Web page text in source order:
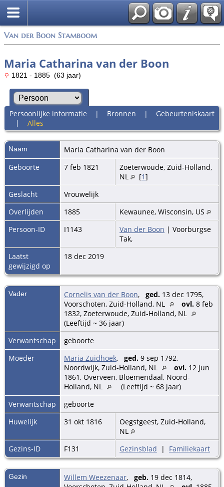
Van der Boon Stamboom
Maria Catharina van der Boon
1821 - 1885 (63 jaar)
Persoonlijke informatie | Bronnen | Gebeurteniskaart
| Alles
Naam Maria Catharina van der Boon
Geboorte
7 feb 1821
Zoeterwoude, Zuid-Holland,
NL
[1]
Geslacht
Vrouwelijk
Overlijden
1885
Kewaunee, Wisconsin, US
Persoon-ID
I1143 Van der Boon | Voorburgse
Tak,
Laatst
gewijzigd op
18 dec 2019
Vader Cornelis van der Boon, ged. 13 dec 1795,
Voorschoten, Zuid-Holland, NL
ovl. 8 feb
1832, Zoeterwoude, Zuid-Holland, NL
(Leeftijd ~ 36 jaar)
Verwantschap
geboorte
Moeder
Maria Zuidhoek, ged. 9 sep 1792,
Noordwijk, Zuid-Holland, NL
ovl. 12 jun
1861, Overveen, Bloemendaal, Noord-
Holland, NL
(Leeftijd ~ 68 jaar)
Verwantschap
geboorte
Huwelijk
31 okt 1816
Oegstgeest, Zuid-Holland,
NL
Gezins-ID
F131 Gezinsblad | Familiekaart
Gezin Willem Weezenaar, geb. 19 dec 1814,